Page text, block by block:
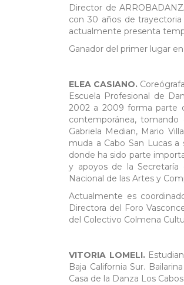
Director de
con 30 años de
actualmente presenta
Ganador del primer lugar
ELEA CASIANO.
Escuela Profesional de
2002 a 2009 forma parte
contemporánea, tomando
Gabriela Median, Mario
muda a Cabo San Lucas
donde ha sido parte
y apoyos de la Secretaría
Nacional de las Artes y
Actualmente es
Directora del Foro
del Colectivo Colmena
VITORIA LOMELI.
Baja California Sur.
Casa de la Danza Los